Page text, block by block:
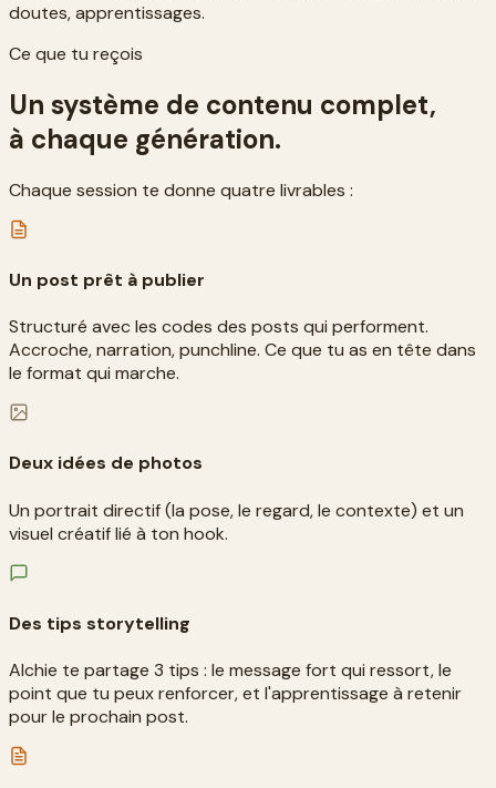
doutes, apprentissages.
Ce que tu reçois
Un système de contenu complet,
à chaque génération.
Chaque session te donne quatre livrables :
Un post prêt à publier
Structuré avec les codes des posts qui performent.
Accroche, narration, punchline. Ce que tu as en tête dans
le format qui marche.
Deux idées de photos
Un portrait directif (la pose, le regard, le contexte) et un
visuel créatif lié à ton hook.
Des tips storytelling
Alchie te partage 3 tips : le message fort qui ressort, le
point que tu peux renforcer, et l'apprentissage à retenir
pour le prochain post.